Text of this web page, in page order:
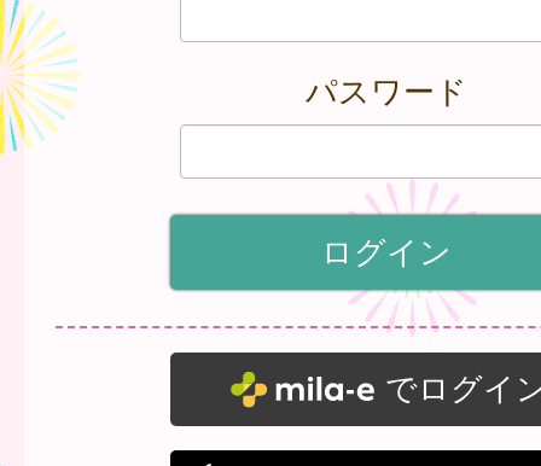
パスワード
でログイ